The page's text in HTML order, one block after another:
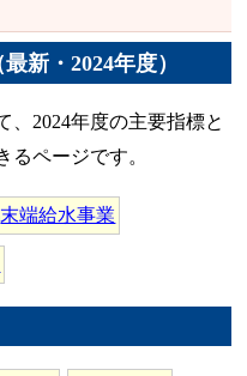
新・2024年度）
、2024年度の主要指標と
るページです。
末端給水事業